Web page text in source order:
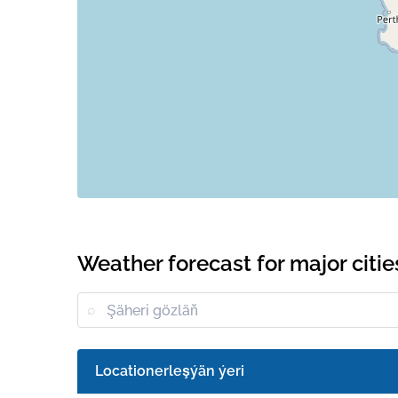
Weather forecast for major
Locationerleşýän ýeri